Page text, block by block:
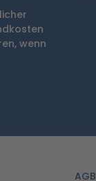
wenn
AGB